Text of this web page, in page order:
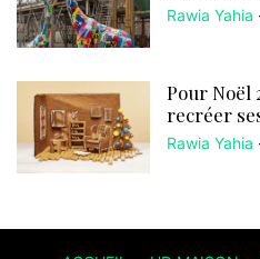
Rawia Yahia
Pour Noël
recréer
Rawia Yahia